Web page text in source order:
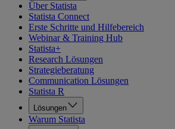
Über Statista
Statista Connect
Erste Schritte und Hilfebereich
Webinar & Training Hub
Statista+
Research Lösungen
Strategieberatung
Communication Lösungen
Statista R
Lösungen
Warum Statista